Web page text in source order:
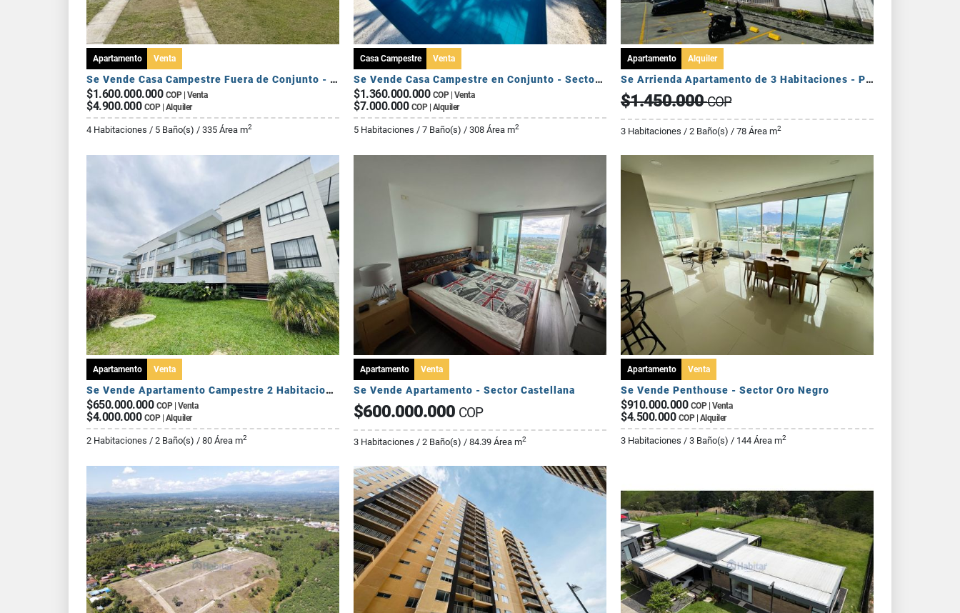
Apartamento Venta
Se Vende Casa Campestre Fuera de Conjunto - Sector Av Centenario
$1.600.000.000 COP | Venta
$4.900.000 COP | Alquiler
4 Habitaciones / 5 Baño(s) / 335 Área m2
Casa Campestre Venta
Se Vende Casa Campestre en Conjunto - Sector El Caimo
$1.360.000.000 COP | Venta
$7.000.000 COP | Alquiler
5 Habitaciones / 7 Baño(s) / 308 Área m2
Apartamento Alquiler
Se Arrienda Apartamento de 3 Habitaciones - Puerto Espejo
$1.450.000COP
3 Habitaciones / 2 Baño(s) / 78 Área m2
Apartamento Venta
Se Vende Apartamento Campestre 2 Habitaciones - Via Al Caimo
$650.000.000 COP | Venta
$4.000.000 COP | Alquiler
2 Habitaciones / 2 Baño(s) / 80 Área m2
Apartamento Venta
Se Vende Apartamento - Sector Castellana
$600.000.000 COP
3 Habitaciones / 2 Baño(s) / 84.39 Área m2
Apartamento Venta
Se Vende Penthouse - Sector Oro Negro
$910.000.000 COP | Venta
$4.500.000 COP | Alquiler
3 Habitaciones / 3 Baño(s) / 144 Área m2